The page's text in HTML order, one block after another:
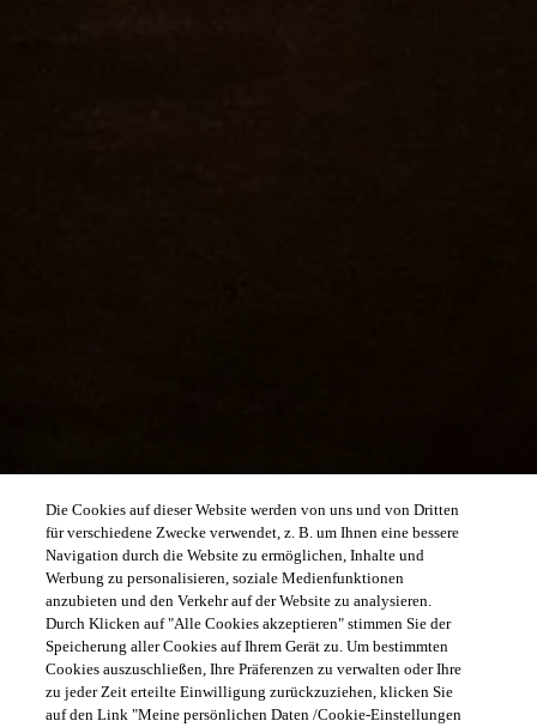
Die Cookies auf dieser Website werden von uns und von Dritten
für verschiedene Zwecke verwendet, z. B. um Ihnen eine bessere
Navigation durch die Website zu ermöglichen, Inhalte und
Werbung zu personalisieren, soziale Medienfunktionen
anzubieten und den Verkehr auf der Website zu analysieren.
Durch Klicken auf "Alle Cookies akzeptieren" stimmen Sie der
Speicherung aller Cookies auf Ihrem Gerät zu. Um bestimmten
Cookies auszuschließen, Ihre Präferenzen zu verwalten oder Ihre
zu jeder Zeit erteilte Einwilligung zurückzuziehen, klicken Sie
auf den Link "Meine persönlichen Daten /Cookie-Einstellungen